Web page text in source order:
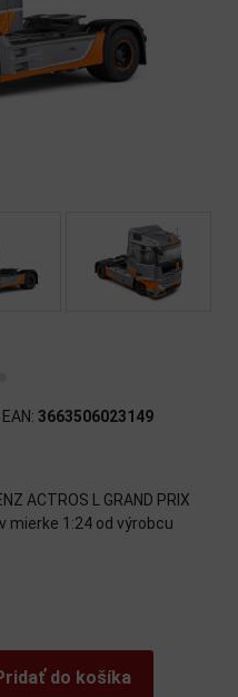
EAN: 3663506023149
ACTROS L GRAND PRIX
mierke 1:24 od výrobcu
do košíka